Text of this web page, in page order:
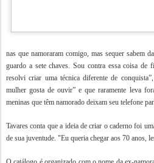
nas que namoraram comigo, mas sequer sabem
guardo a sete chaves. Sou contra essa coisa
resolvi criar uma técnica diferente de
mulher gosta de ouvir” e que raramente leva
meninas que têm namorado deixam seu telefone
Tavares conta que a ideia de criar o caderno foi
de sua juventude. "Eu queria chegar aos 70 anos,